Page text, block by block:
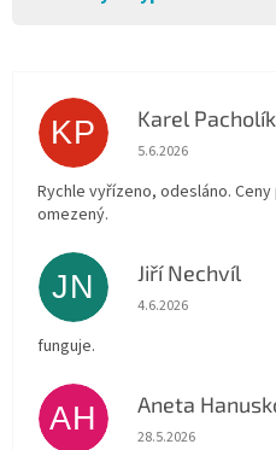
KP Karel Pacholík
Hodnocení
5.6.2026
Rychle vyřízeno, odesláno.
omezený.
JN Jiří Nechvíl
Hodnocení
4.6.2026
funguje.
AH Aneta
Hodnocení
28.5.2026